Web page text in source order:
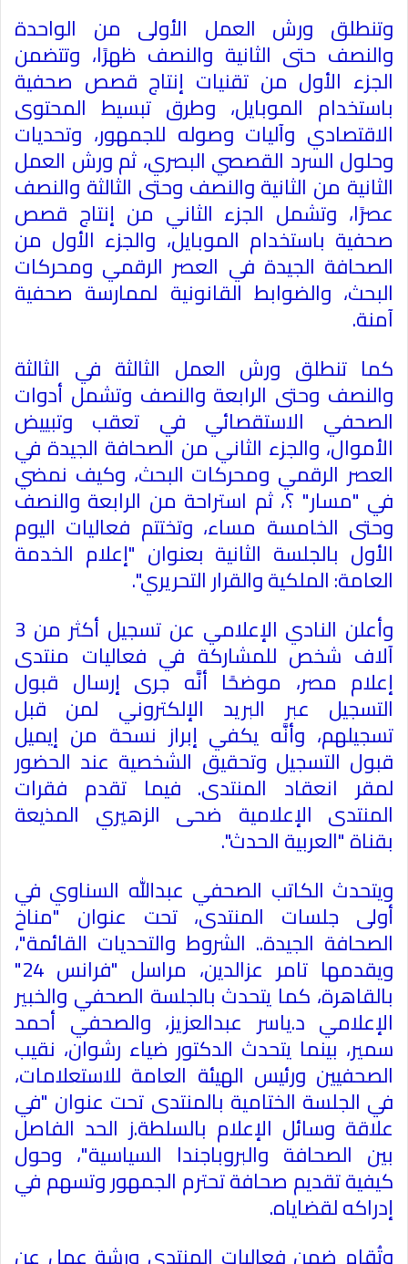
وتنطلق ورش العمل الأولى من الواحدة
والنصف حتى الثانية والنصف ظهرًا، وتتضمن
الجزء الأول من تقنيات إنتاج قصص صحفية
باستخدام الموبايل، وطرق تبسيط المحتوى
الاقتصادي وآليات وصوله للجمهور، وتحديات
وحلول السرد القصصي البصري، ثم ورش العمل
الثانية من الثانية والنصف وحتى الثالثة والنصف
عصرًا، وتشمل الجزء الثاني من إنتاج قصص
صحفية باستخدام الموبايل، والجزء الأول من
الصحافة الجيدة في العصر الرقمي ومحركات
البحث، والضوابط القانونية لممارسة صحفية
آمنة.
كما تنطلق ورش العمل الثالثة في الثالثة
والنصف وحتى الرابعة والنصف وتشمل أدوات
الصحفي الاستقصائي في تعقب وتبييض
الأموال، والجزء الثاني من الصحافة الجيدة في
العصر الرقمي ومحركات البحث، وكيف نمضي
في "مسار" ؟، ثم استراحة من الرابعة والنصف
وحتى الخامسة مساء، وتختتم فعاليات اليوم
الأول بالجلسة الثانية بعنوان "إعلام الخدمة
العامة: الملكية والقرار التحريري".
وأعلن النادي الإعلامي عن تسجيل أكثر من 3
آلاف شخص للمشاركة في فعاليات منتدى
إعلام مصر، موضحًا أنَّه جرى إرسال قبول
التسجيل عبر البريد الإلكتروني لمن قبل
تسجيلهم، وأنَّه يكفي إبراز نسحة من إيميل
قبول التسجيل وتحقيق الشخصية عند الحضور
لمقر انعقاد المنتدى. فيما تقدم فقرات
المنتدى الإعلامية ضحى الزهيري المذيعة
بقناة "العربية الحدث".
ويتحدث الكاتب الصحفي عبدالله السناوي في
أولى جلسات المنتدى، تحت عنوان "مناخ
الصحافة الجيدة.. الشروط والتحديات القائمة"،
ويقدمها تامر عزالدين، مراسل "فرانس 24"
بالقاهرة، كما يتحدث بالجلسة الصحفي والخبير
الإعلامي د.ياسر عبدالعزيز، والصحفي أحمد
سمير، بينما يتحدث الدكتور ضياء رشوان، نقيب
الصحفيين ورئيس الهيئة العامة للاستعلامات،
في الجلسة الختامية بالمنتدى تحت عنوان "في
علاقة وسائل الإعلام بالسلطة.ز الحد الفاصل
بين الصحافة والبروباجندا السياسية"، وحول
كيفية تقديم صحافة تحترم الجمهور وتسهم في
إدراكه لقضاياه.